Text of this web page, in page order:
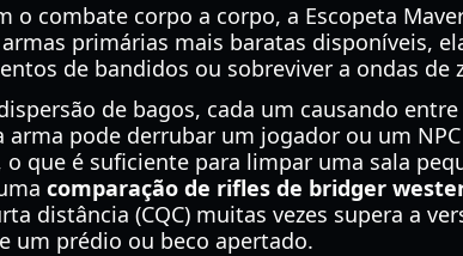
o combate corpo a corpo, a Escopeta
primárias mais baratas disponíveis,
de bandidos ou sobreviver a ondas de
de bagos, cada um causando
pode derrubar um jogador ou um
que é suficiente para limpar uma sala
comparação de rifles de bridger
distância (CQC) muitas vezes supera a
um prédio ou beco apertado.